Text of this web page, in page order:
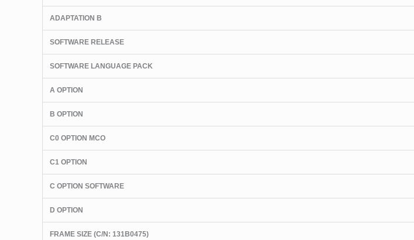
ADAPTATION B
SOFTWARE RELEASE
SOFTWARE LANGUAGE PACK
A OPTION
B OPTION
C0 OPTION MCO
C1 OPTION
C OPTION SOFTWARE
D OPTION
FRAME SIZE (C/N: 131B0475)